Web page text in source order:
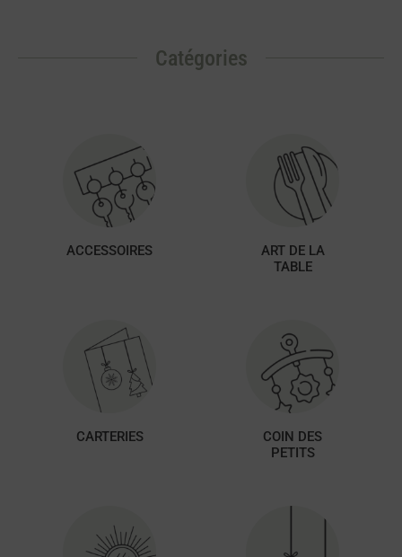
Catégories
ACCESSOIRES
ART DE LA
TABLE
CARTERIES
COIN DES
PETITS